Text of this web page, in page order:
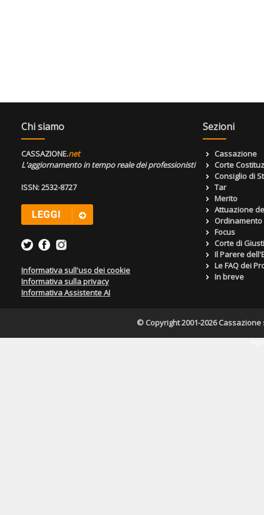
Chi siamo
CASSAZIONE.net
L'aggiornamento in tempo reale dei professionisti
ISSN: 2532-8727
Informativa sull'uso dei cookie
Informativa sulla privacy
Informativa Assistente AI
Sezioni
Cassazione
Corte
Consiglio di
Tar
Merito
Attuazione
Focus
Corte di
Il Parere
Le FAQ dei
In breve
© Copyright 2001-2026 Cassazione